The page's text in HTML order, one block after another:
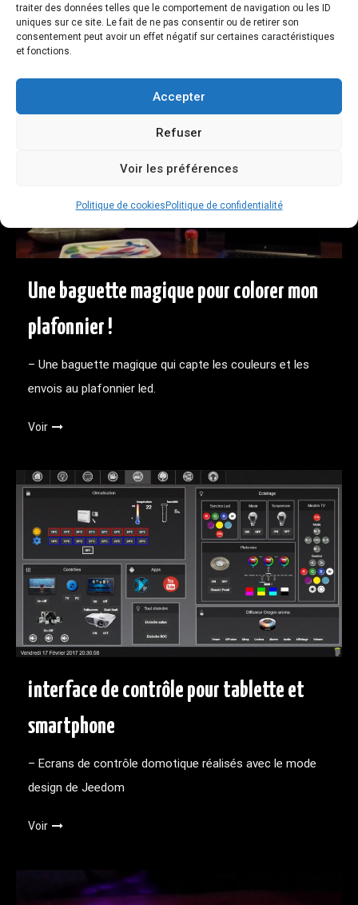
traiter des données telles que le comportement de navigation ou les ID
uniques sur ce site. Le fait de ne pas consentir ou de retirer son
consentement peut avoir un effet négatif sur certaines caractéristiques
et fonctions.
Accepter
Refuser
Voir les préférences
Politique de cookies Politique de confidentialité
Voir
Une baguette magique pour colorer mon
plafonnier !
– Une baguette magique qui capte les couleurs et les
envois au plafonnier led.
Voir
interface de contrôle pour tablette et
smartphone
– Ecrans de contrôle domotique réalisés avec le mode
design de Jeedom
Voir